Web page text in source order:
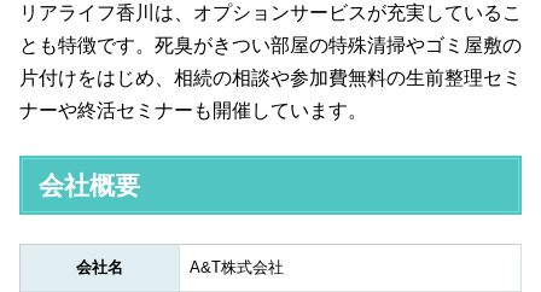
リアライフ香川は、オプションサービスが充実しているこ
とも特徴です。死臭がきつい部屋の特殊清掃やゴミ屋敷の
片付けをはじめ、相続の相談や参加費無料の生前整理セミ
ナーや終活セミナーも開催しています。
会社概要
会社名 A&T株式会社